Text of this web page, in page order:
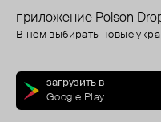
приложение Poison
В нем выбирать новые
загрузить в
Google Play